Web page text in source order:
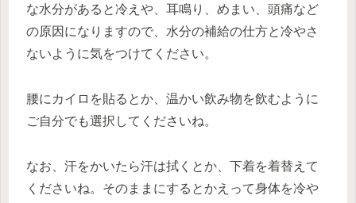
な水分があると冷えや、耳鳴り、めまい、頭痛など
の原因になりますので、水分の補給の仕方と冷やさ
ないように気をつけてください。
腰にカイロを貼るとか、温かい飲み物を飲むように
ご自分でも選択してくださいね。
なお、汗をかいたら汗は拭くとか、下着を着替えて
くださいね。そのままにするとかえって身体を冷や